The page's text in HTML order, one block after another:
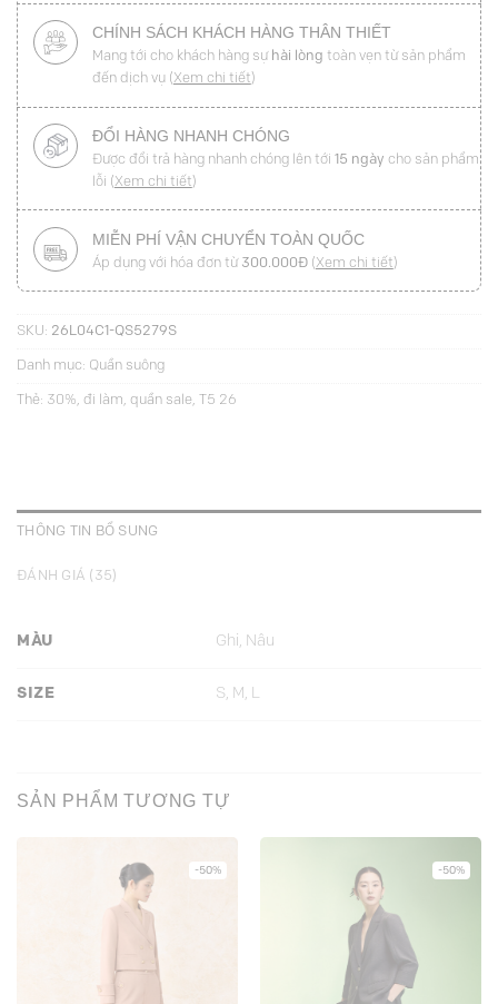
CHÍNH SÁCH KHÁCH HÀNG THÂN THIẾT
Mang tới cho khách hàng sự hài lòng toàn vẹn từ sản phẩm
đến dịch vụ (Xem chi tiết)
ĐỔI HÀNG NHANH CHÓNG
Được đổi trả hàng nhanh chóng lên tới 15 ngày cho sản phẩm
lỗi (Xem chi tiết)
MIỄN PHÍ VẬN CHUYỂN TOÀN QUỐC
Áp dụng với hóa đơn từ 300.000Đ(Xem chi tiết)
SKU: 26L04C1-QS5279S
Danh mục: Quần suông
Thẻ: 30%, đi làm, quần sale, T5 26
THÔNG TIN BỔ SUNG
ĐÁNH GIÁ (35)
MÀU Ghi, Nâu
SIZE S, M, L
SẢN PHẨM TƯƠNG TỰ
-50% -50%